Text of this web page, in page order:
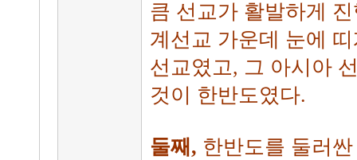
큼 선교가 활발하게
계선교 가운데 눈에
선교였고, 그 아시아
것이 한반도였다.
둘째, 한반도를 둘러